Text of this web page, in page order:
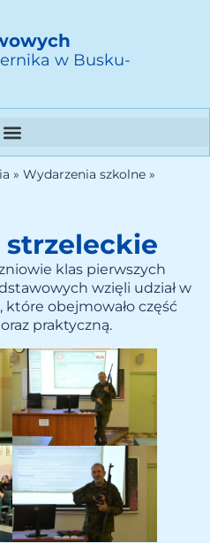
w Busku-
» Wydarzenia szkolne »
strzeleckie
klas pierwszych
wzięli udział w
obejmowało część
praktyczną.